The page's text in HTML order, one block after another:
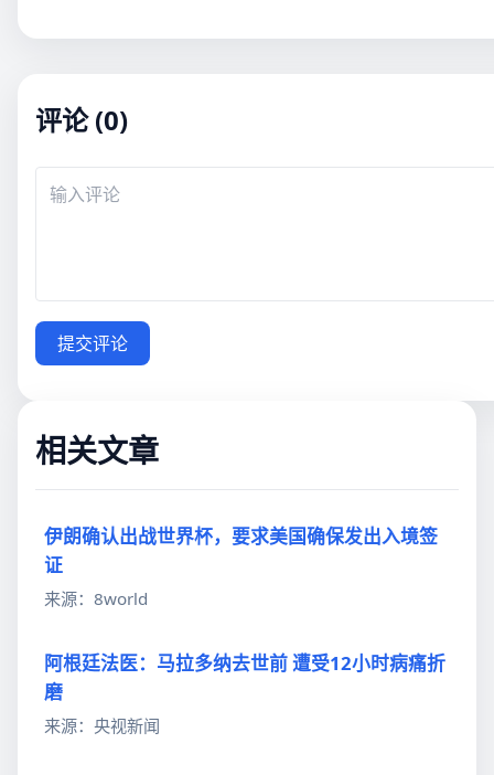
评论 (0)
提交评论
相关文章
伊朗确认出战世界杯，要求美国确保发出入境签
证
来源：8world
阿根廷法医：马拉多纳去世前 遭受12小时病痛折
磨
来源：央视新闻